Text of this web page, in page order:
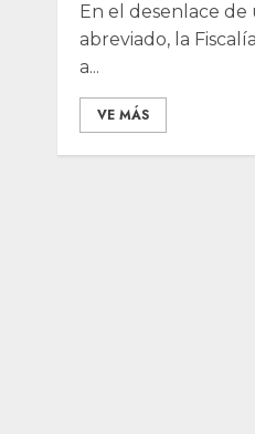
En el desenlace de
abreviado, la
a...
VE MÁS